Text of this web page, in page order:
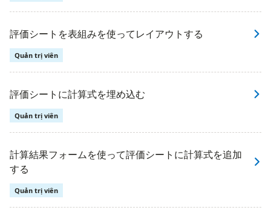
評価シートを表組みを使ってレイアウトする
Quản trị viên
評価シートに計算式を埋め込む
Quản trị viên
計算結果フォームを使って評価シートに計算式を追加
する
Quản trị viên